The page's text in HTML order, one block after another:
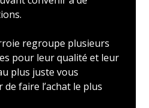
regroupe plusieurs
pour leur qualité et leur
plus juste vous
faire l’achat le plus